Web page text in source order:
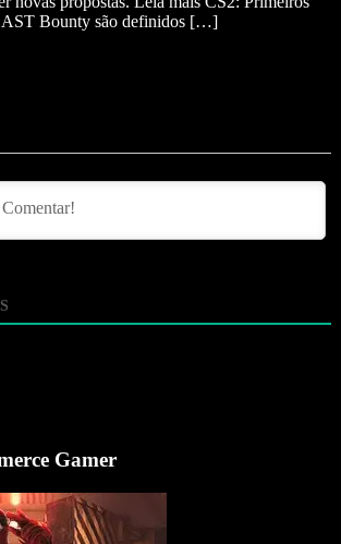
Bounty são definidos […]
Gamer